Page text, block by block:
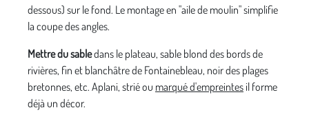
dessous) sur le fond. Le montage en "aile de moulin" simplifie
la coupe des angles.
Mettre du sabledans le plateau, sable blond des bords de
rivières, fin et blanchâtre de Fontainebleau, noir des plages
bretonnes, etc. Aplani, strié ou marqué d'empreintes il forme
déjà un décor.